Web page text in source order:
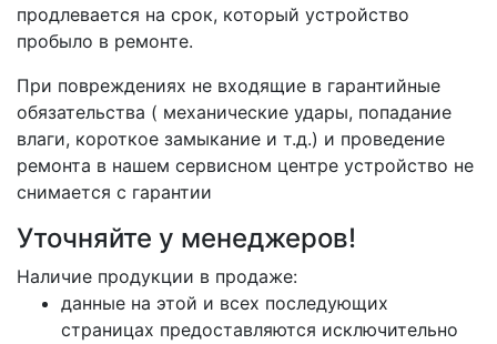
продлевается на срок, который устройство
пробыло в ремонте.
При повреждениях не входящие в гарантийные
обязательства ( механические удары, попадание
влаги, короткое замыкание и т.д.) и проведение
ремонта в нашем сервисном центре устройство не
снимается с гарантии
Уточняйте у менеджеров!
Наличие продукции в продаже:
данные на этой и всех последующих
страницах предоставляются исключительно